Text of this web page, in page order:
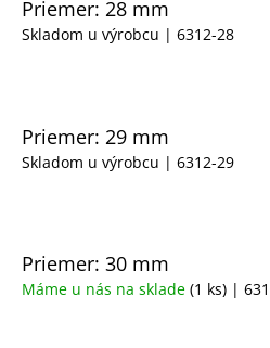
Priemer: 28 mm
Skladom u výrobcu | 6312-28
Priemer: 29 mm
Skladom u výrobcu | 6312-29
Priemer: 30 mm
Máme u nás na sklade (1 ks) |